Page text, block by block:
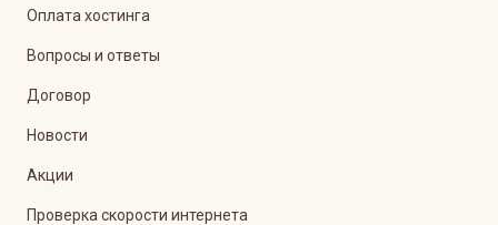
Оплата хостинга
Вопросы и ответы
Договор
Новости
Акции
Проверка скорости интернета